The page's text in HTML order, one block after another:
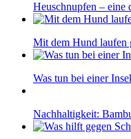
Heuschnupfen – eine
Mit dem Hund laufen
Was tun bei einer
Nachhaltigkeit: